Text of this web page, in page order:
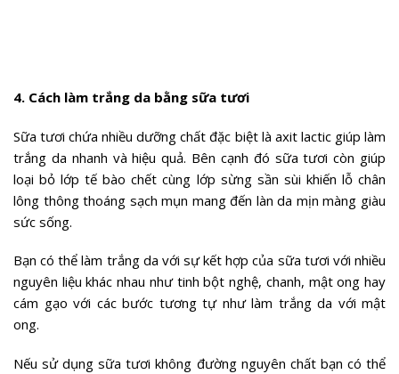
4. Cách làm trắng da bằng sữa tươi
Sữa tươi chứa nhiều dưỡng chất đặc biệt là axit lactic giúp làm
trắng da nhanh và hiệu quả. Bên cạnh đó sữa tươi còn giúp
loại bỏ lớp tế bào chết cùng lớp sừng sần sùi khiến lỗ chân
lông thông thoáng sạch mụn mang đến làn da mịn màng giàu
sức sống.
Bạn có thể làm trắng da với sự kết hợp của sữa tươi với nhiều
nguyên liệu khác nhau như tinh bột nghệ, chanh, mật ong hay
cám gạo với các bước tương tự như làm trắng da với mật
ong.
Nếu sử dụng sữa tươi không đường nguyên chất bạn có thể